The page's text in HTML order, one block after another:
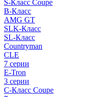
S-Класс Сoupe
B-Класс
AMG GT
SLK-Класс
SL-Класс
Countryman
CLE
7 серии
E-Tron
3 серии
C-Класс Coupe